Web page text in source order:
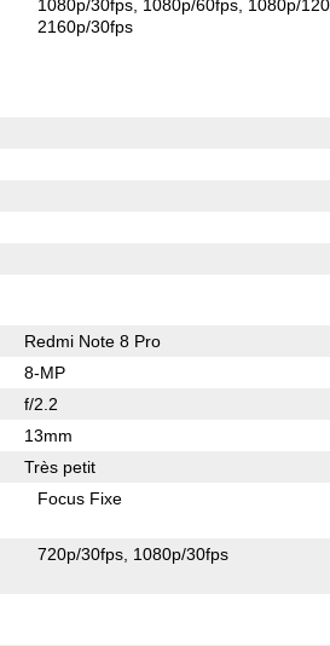
1080p/30fps 1080p/60fps 1080p/
2160p/30fps
Redmi Note 8 Pro
8-MP
f/2.2
13mm
Très petit
Focus Fixe
720p/30fps 1080p/30fps